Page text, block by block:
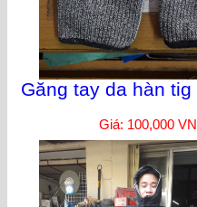
Găng tay da hàn
Giá: 100,000